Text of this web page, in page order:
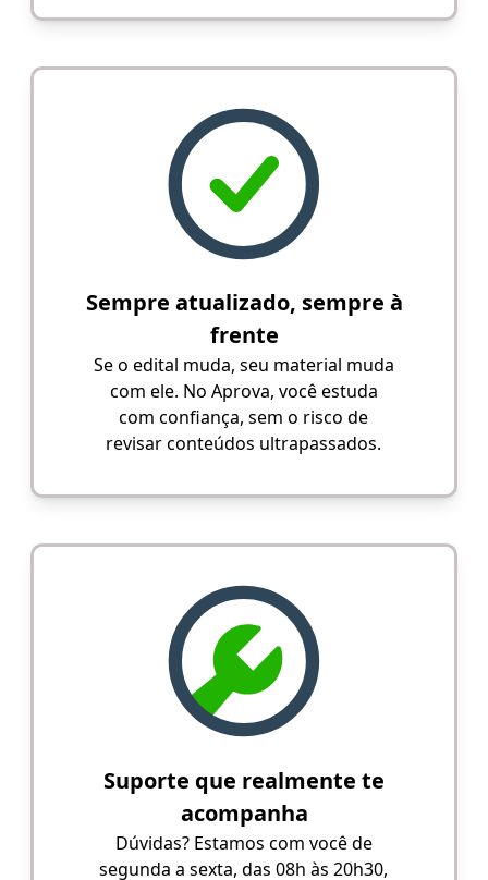
Sempre atualizado, sempre à
frente
Se o edital muda, seu material muda
com ele. No Aprova, você estuda
com confiança, sem o risco de
revisar conteúdos ultrapassados.
Suporte que realmente te
acompanha
Dúvidas? Estamos com você de
segunda a sexta, das 08h às 20h30,